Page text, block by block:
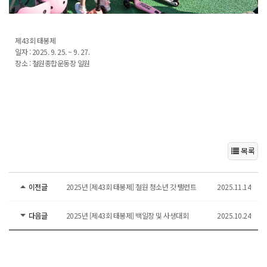
제43회 태봉제
일자 : 2025. 9. 25. ~ 9. 27.
장소 : 철원종합운동장 일원
목록
이전글 2025년 [제43회 태봉제] 철원 청소년 갓 탤런트 2025.11.14
다음글 2025년 [제43회 태봉제] 백일장 및 사생대회 2025.10.24